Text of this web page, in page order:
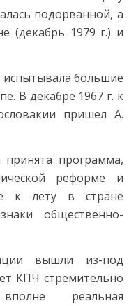
подорванной, а
(декабрь 1979 г.) и
испытывала большие
В декабре 1967 г. к
пришел А.
программа,
реформе и
к лету в стране
общественно-
вышли из-под
КПЧ стремительно
реальная